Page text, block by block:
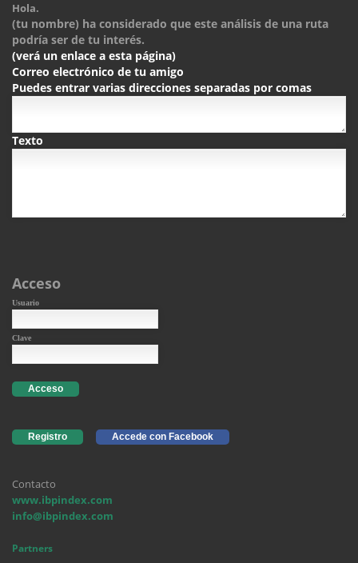
Hola.
(tu nombre) ha considerado que este análisis de una ruta
podría ser de tu interés.
(verá un enlace a esta página)
Correo electrónico de tu amigo
Puedes entrar varias direcciones separadas por comas
Texto
Acceso
Usuario
Clave
Acceso
Registro Accede con Facebook
Contacto
www.ibpindex.com
info@ibpindex.com
Partners